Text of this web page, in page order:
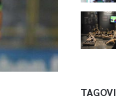
TAGOVI